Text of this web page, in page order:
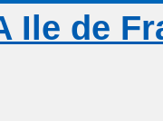
Ile de